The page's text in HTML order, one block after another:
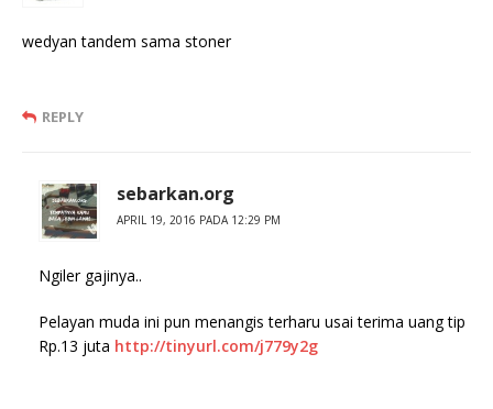
wedyan tandem sama stoner
REPLY
sebarkan.org
APRIL 19, 2016 PADA 12:29 PM
Ngiler gajinya..
Pelayan muda ini pun menangis terharu usai terima uang tip
Rp.13 juta http://tinyurl.com/j779y2g